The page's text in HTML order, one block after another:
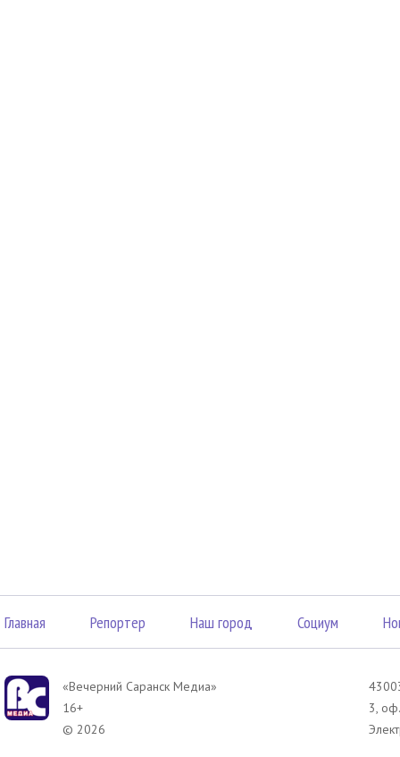
Главная Репортер Наш город Социум
«Вечерний Саранск Mедиа»
16+
© 2026
3,